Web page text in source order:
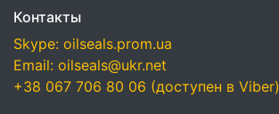
Контакты
Skype: oilseals.prom.ua
Email: oilseals@ukr.net
+38 067 706 80 06 (доступен в Viber)